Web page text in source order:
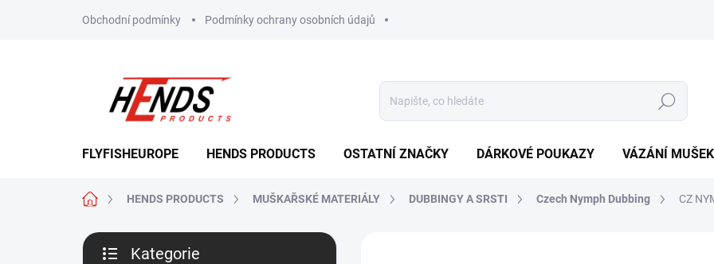
Obchodní podmínky Podmínky ochrany osobních údajů
Hledat
FLYFISHEUROPE HENDS PRODUCTS OSTATNÍ ZNAČKY DÁRKOVÉ POUKAZY VÁZÁNÍ MUŠEK
Domů HENDS PRODUCTS MUŠKAŘSKÉ MATERIÁLY DUBBINGY A SRSTI Czech Nymph Dubbing CZ
P
Kategorie